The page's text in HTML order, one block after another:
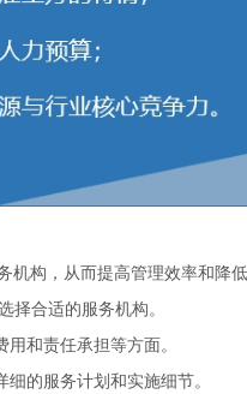
构，‌从而提高管理效率和降
合适的服务机构。‌
和责任承担等方面。‌
的服务计划和实施细节。‌